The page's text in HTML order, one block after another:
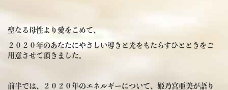
聖なる母性より愛をこめて、
２０２０年のあなたにやさしい導きと光をもたらすひとときをご
用意させて頂きました。
前半では、２０２０年のエネルギーについて、姫乃宮亜美が語り